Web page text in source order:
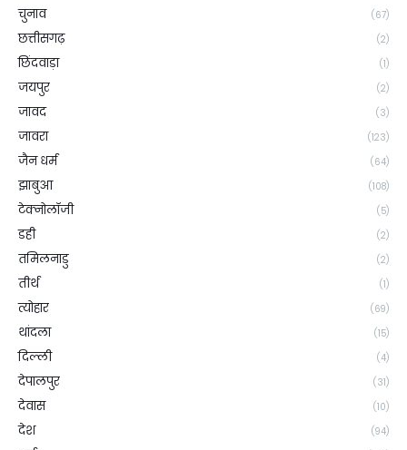
चुनाव (67)
छत्तीसगढ़ (2)
छिंदवाड़ा (1)
जयपुर (2)
जावद (3)
जावरा (123)
जैन धर्म (64)
झाबुआ (108)
टेक्नोलॉजी (5)
डही (2)
तमिलनाडु (2)
तीर्थ (1)
त्योहार (69)
थांदला (15)
दिल्ली (4)
देपालपुर (31)
देवास (10)
देश (94)